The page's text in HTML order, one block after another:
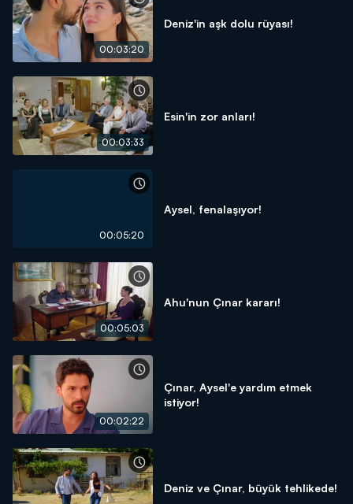
00:03:20
Deniz'in aşk dolu rüyası!
00:03:33
Esin'in zor anları!
00:05:20
Aysel, fenalaşıyor!
00:05:03
Ahu'nun Çınar kararı!
00:02:22
Çınar, Aysel'e yardım etmek
istiyor!
Deniz ve Çınar, büyük tehlikede!